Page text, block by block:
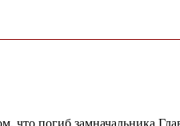
что погиб замначальника